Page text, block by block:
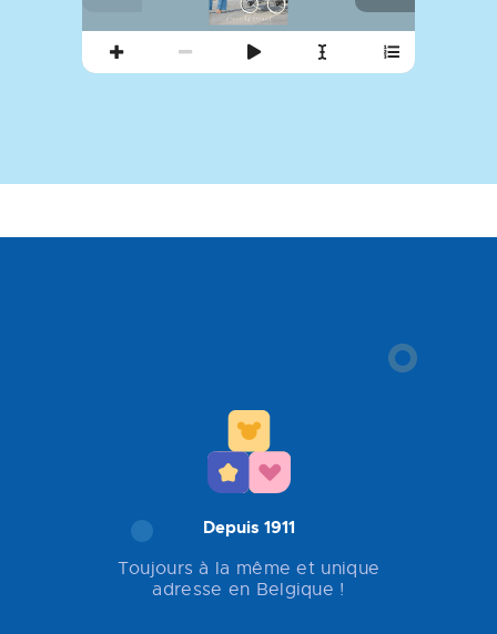
Depuis 1911
Toujours à la même et unique
adresse en Belgique !